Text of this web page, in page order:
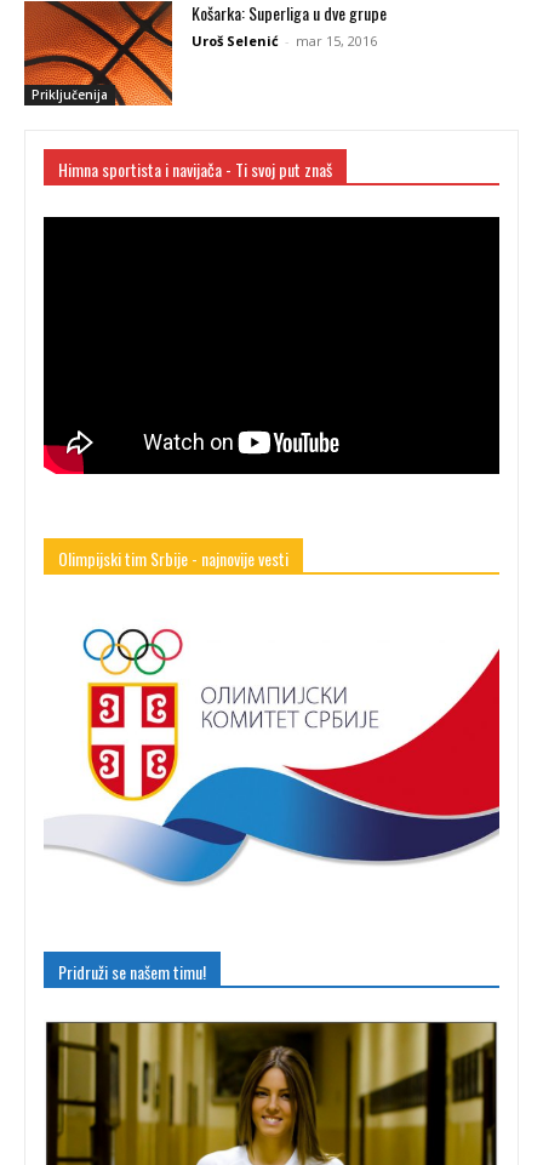
Priključenija
Košarka: Superliga u dve grupe
Uroš Selenić - mar 15, 2016
Himna sportista i navijača - Ti svoj put znaš
Olimpijski tim Srbije - najnovije vesti
Pridruži se našem timu!